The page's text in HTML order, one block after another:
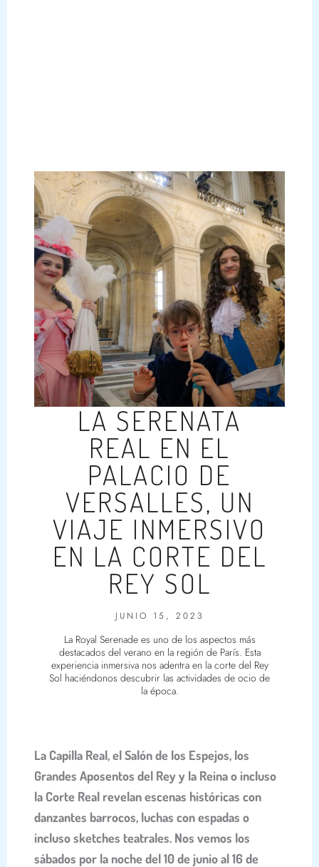
LA SERENATA
REAL EN EL
PALACIO DE
VERSALLES, UN
VIAJE INMERSIVO
EN LA CORTE DEL
REY SOL
JUNIO 15, 2023
La Royal Serenade es uno de los aspectos más
destacados del verano en la región de París. Esta
experiencia inmersiva nos adentra en la corte del Rey
Sol haciéndonos descubrir las actividades de ocio de
la época.
La Capilla Real, el Salón de los Espejos, los
Grandes Aposentos del Rey y la Reina o incluso
la Corte Real revelan escenas históricas con
danzantes barrocos, luchas con espadas o
incluso sketches teatrales. Nos vemos los
sábados por la noche del 10 de junio al 16 de